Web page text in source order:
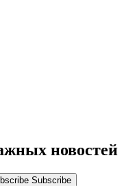
новостей
Subscribe